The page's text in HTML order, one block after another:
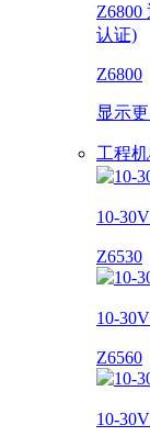
Z6800
认证)
Z6800
显示
工程
10-
Z6530
10-
Z6560
10-